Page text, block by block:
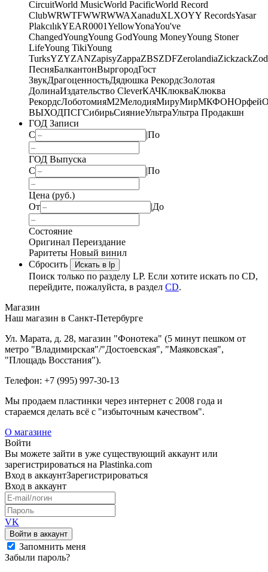
CircuitWorld MusicWorld PacificWorld Record
ClubWRWTFWWRWWAXanaduXLXOYY RecordsYasar
PlakcılıkYEAR0001YellowYonaYou've
ChangedYoungYoung GodYoung MoneyYoung Stoner
LifeYoung TikiYoung
TurksYZYZANZapisyZappaZBSZDFZerolandiaZickzack
ПесняБалкантонВыргородГост
ЗвукДрагоценностьДядюшка РекордсЗолотая
ДолинаИздательство CleverКАЧКлюкваКлюква
РекордсЛоботомияМ2МелодияМируМирМКФОНОрфей
ВЫХОДПСГСибирьСияниеУльтраУльтра Продакшн
ГОД Записи
С
|По
ГОД Выпуска
С
|По
Цена (руб.)
От
|До
Состояние
Оригинал Переиздание
Раритеты Новый винил
Сбросить
Искать в lp
Поиск только по разделу LP. Если хотите искать по CD,
перейдите, пожалуйста, в раздел CD.
Магазин
Наш магазин в Санкт-Петербурге
Ул. Марата, д. 28, магазин "Фонотека" (5 минут пешком от
метро "Владимирская"/"Достоевская", "Маяковская",
"Площадь Восстания").
Телефон: +7 (995) 997-30-13
Мы продаем пластинки через интернет c 2008 года и
стараемся делать всё с "избыточным качеством".
О магазине
Войти
Вы можете зайти в уже существующий аккаунт или
зарегистрироваться на Plastinka.com
Вход в аккаунтЗарегистрироваться
Вход в аккаунт
VK
Войти в аккаунт
Запомнить меня
Забыли пароль?